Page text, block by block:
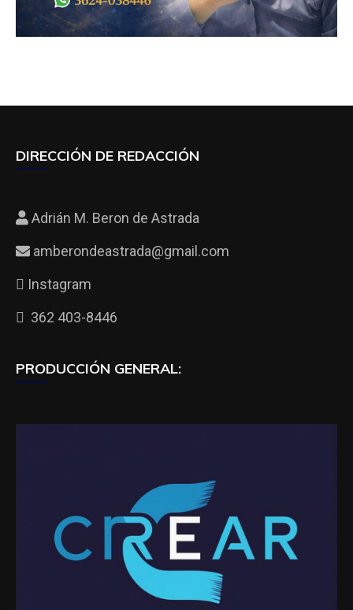
DIRECCIÓN DE REDACCIÓN
Adrián M. Beron de Astrada
amberondeastrada@gmail.com
Instagram
362 403-8446
PRODUCCIÓN GENERAL: